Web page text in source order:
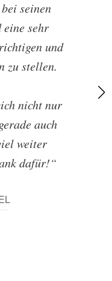
seinen
eine sehr
und
zu stellen.
nicht nur
auch
weiter
dafür!“